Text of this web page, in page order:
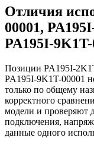
Отличия
00001,
PA195I-9K1T-
Позиции PA195I-
PA195I-9K1T-00001
только по общему
корректного
модели и проверяют
подключения,
данные одного